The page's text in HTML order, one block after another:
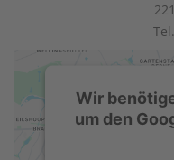
Tel.
Wir
um den